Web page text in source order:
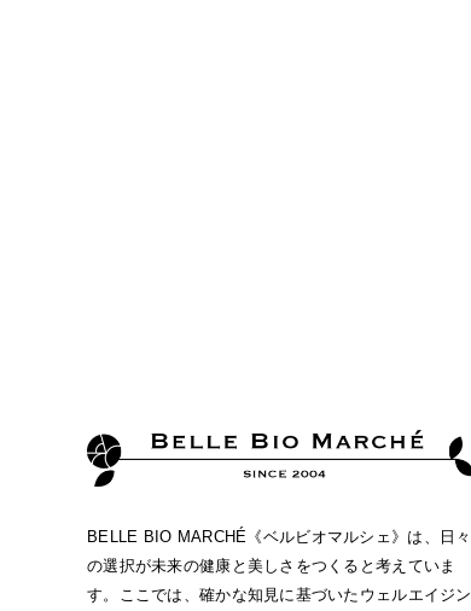
BELLE BIO MARCHÉ《ベルビオマルシェ》は、日々
の選択が未来の健康と美しさをつくると考えていま
す。ここでは、確かな知見に基づいたウェルエイジン